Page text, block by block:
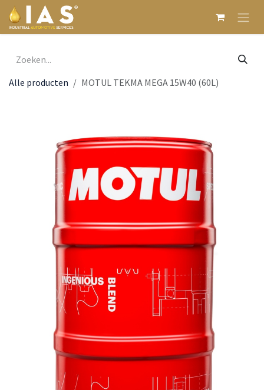
Overslaan naar inhoud
Alle producten MOTUL TEKMA MEGA 15W40 (60L)